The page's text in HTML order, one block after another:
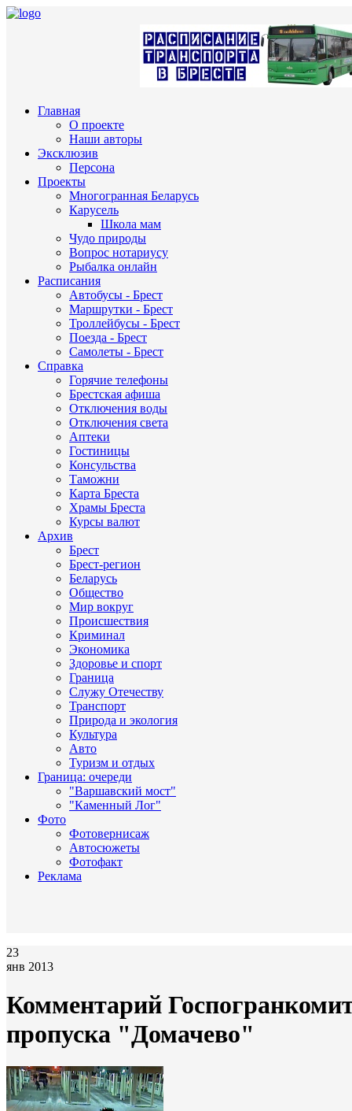
Главная
О проекте
Наши авторы
Эксклюзив
Персона
Проекты
Многогранная Беларусь
Карусель
Школа мам
Чудо природы
Вопрос нотариусу
Рыбалка онлайн
Расписания
Автобусы - Брест
Маршрутки - Брест
Троллейбусы - Брест
Поезда - Брест
Самолеты - Брест
Справка
Горячие телефоны
Брестская афиша
Отключения воды
Отключения света
Аптеки
Гостиницы
Консульства
Таможни
Карта Бреста
Храмы Бреста
Курсы валют
Архив
Брест
Брест-регион
Беларусь
Общество
Мир вокруг
Происшествия
Криминал
Экономика
Здоровье и спорт
Граница
Служу Отечеству
Транспорт
Природа и экология
Культура
Авто
Туризм и отдых
Граница: очереди
"Варшавский мост"
"Каменный Лог"
Фото
Фотовернисаж
Автосюжеты
Фотофакт
Реклама
23
янв 2013
Комментарий
пропуска "Домачево"